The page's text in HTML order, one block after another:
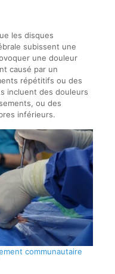
les disques
subissent une
une douleur
causé par un
répétitifs ou des
incluent des douleurs
ou des
inférieurs.
communautaire